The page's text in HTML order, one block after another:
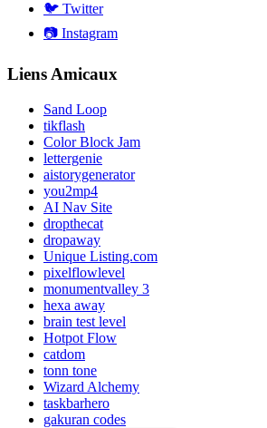
🐦 Twitter
📷 Instagram
Liens Amicaux
Sand Loop
tikflash
Color Block Jam
lettergenie
aistorygenerator
you2mp4
AI Nav Site
dropthecat
dropaway
Unique Listing.com
pixelflowlevel
monumentvalley 3
hexa away
brain test level
Hotpot Flow
catdom
tonn tone
Wizard Alchemy
taskbarhero
gakuran codes